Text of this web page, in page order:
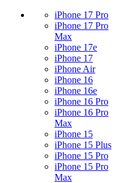
iPhone 17 Pro
iPhone 17 Pro
Max
iPhone 17e
iPhone 17
iPhone Air
iPhone 16
iPhone 16e
iPhone 16 Pro
iPhone 16 Pro
Max
iPhone 15
iPhone 15 Plus
iPhone 15 Pro
iPhone 15 Pro
Max